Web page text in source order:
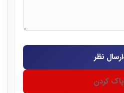
ارسال نظر
پاک کردن